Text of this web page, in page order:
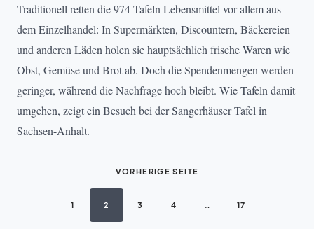
Traditionell retten die 974 Tafeln Lebensmittel vor allem aus
dem Einzelhandel: In Supermärkten, Discountern, Bäckereien
und anderen Läden holen sie hauptsächlich frische Waren wie
Obst, Gemüse und Brot ab. Doch die Spendenmengen werden
geringer, während die Nachfrage hoch bleibt. Wie Tafeln damit
umgehen, zeigt ein Besuch bei der Sangerhäuser Tafel in
Sachsen-Anhalt.
VORHERIGE SEITE
1 2 3 4 17